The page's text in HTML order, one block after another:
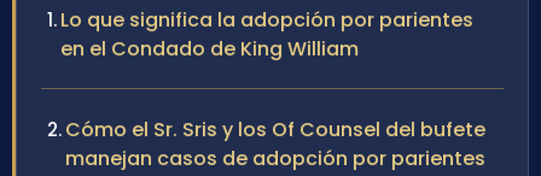
Lo que significa la adopción por parientes
en el Condado de King William
Cómo el Sr. Sris y los Of Counsel del bufete
manejan casos de adopción por parientes